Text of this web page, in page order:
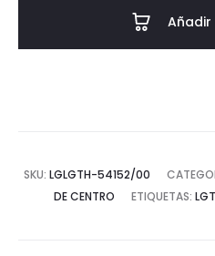
SKU: LGLGTH-54152/00
DE CENTRO
ETIQUETAS: